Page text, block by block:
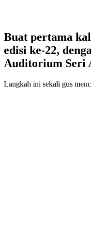
Buat pertama
edisi ke-22,
Auditorium Seri
Langkah ini sekali gus